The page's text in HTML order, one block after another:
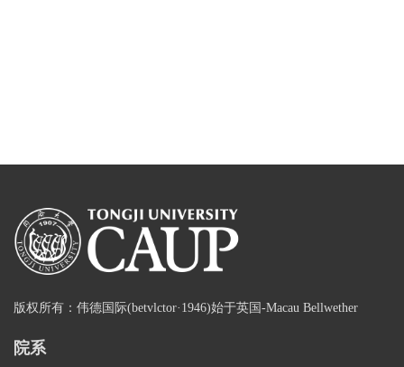
版权所有：伟德国际(betvlctor·1946)始于英国-Macau Bellwether
院系